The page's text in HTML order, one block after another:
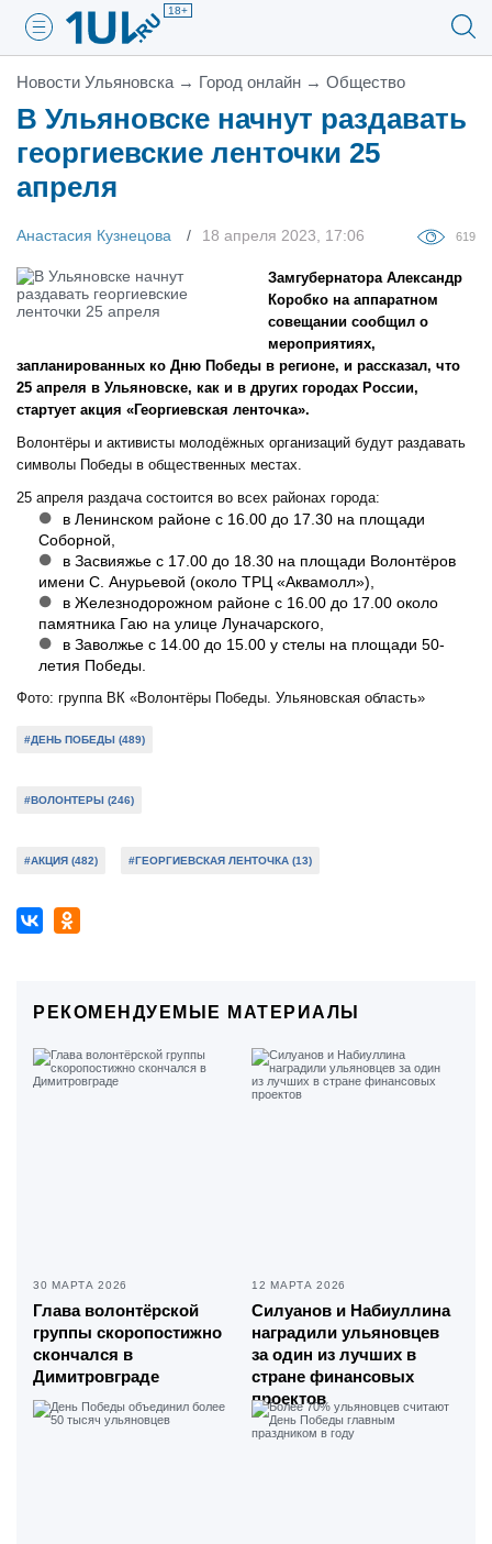
18+
Новости Ульяновска → Город онлайн → Общество
В Ульяновске начнут раздавать
георгиевские ленточки 25
апреля
Анастасия Кузнецова 18 апреля 2023, 17:06 619
Замгубернатора Александр
Коробко на аппаратном
совещании сообщил о
мероприятиях,
запланированных ко Дню Победы в регионе, и рассказал, что
25 апреля в Ульяновске, как и в других городах России,
стартует акция «Георгиевская ленточка».
Волонтёры и активисты молодёжных организаций будут раздавать
символы Победы в общественных местах.
25 апреля раздача состоится во всех районах города:
в Ленинском районе с 16.00 до 17.30 на площади
Соборной,
в Засвияжье с 17.00 до 18.30 на площади Волонтёров
имени С. Анурьевой (около ТРЦ «Аквамолл»),
в Железнодорожном районе с 16.00 до 17.00 около
памятника Гаю на улице Луначарского,
в Заволжье с 14.00 до 15.00 у стелы на площади 50-
летия Победы.
Фото: группа ВК «Волонтёры Победы. Ульяновская область»
#ДЕНЬ ПОБЕДЫ (489)
#ВОЛОНТЕРЫ (246)
#АКЦИЯ (482) #ГЕОРГИЕВСКАЯ ЛЕНТОЧКА (13)
РЕКОМЕНДУЕМЫЕ МАТЕРИАЛЫ
30 МАРТА 2026
Глава волонтёрской
группы скоропостижно
скончался в
Димитровграде
12 МАРТА 2026
Силуанов и Набиуллина
наградили ульяновцев
за один из лучших в
стране финансовых
проектов